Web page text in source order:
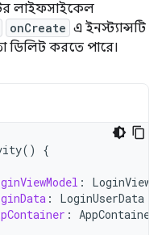
লাইফসাইকেল
onCreate এ ইনস্ট্যান্সটি
ডিলিট করতে পারে।
() {
:
:
LoginUserData
: AppContainer